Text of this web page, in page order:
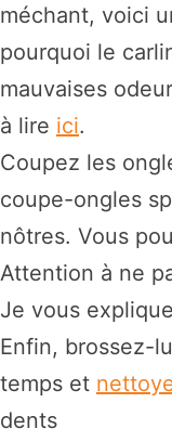
méchant, voici
pourquoi le
mauvaises
à lire ici.
Coupez les
coupe-ongles
nôtres. Vous
Attention à ne
Je vous
Enfin, brossez-
temps et
dents